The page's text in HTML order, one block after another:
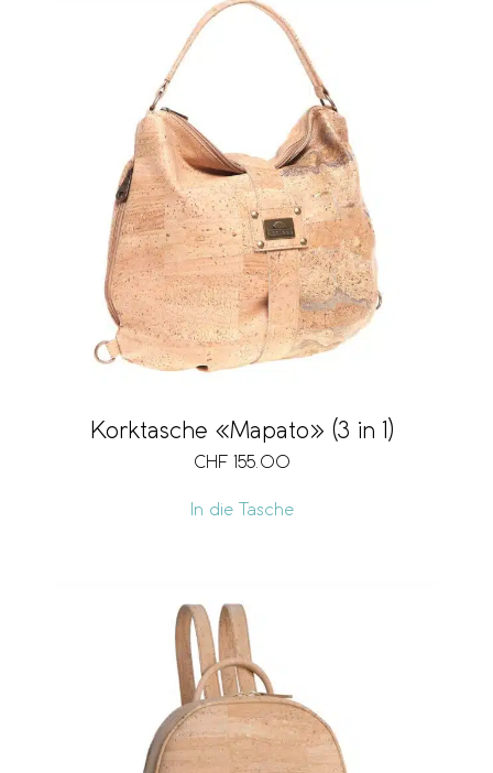
Korktasche «Mapato» (3 in 1)
CHF 155.00
In die Tasche